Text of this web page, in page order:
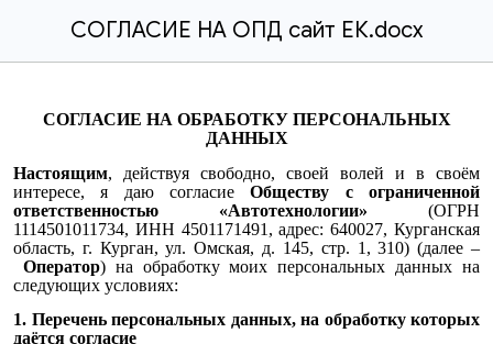
СОГЛАСИЕ НА ОПД сайт ЕК.docx
СОГЛАСИЕ НА ОБРАБОТКУ ПЕРСОНАЛЬНЫХ
ДАННЫХ
Настоящим, действуя свободно, своей волей и в своём
интересе, я даю согласиеОбществу с ограниченной
ответственностью «Автотехнологии» (ОГРН
1114501011734, ИНН 4501171491, адрес: 640027, Курганская
область, г. Курган, ул. Омская, д. 145, стр. 1, 310) (далее –
Оператор) на обработку моих персональных данных на
следующих условиях:
1. Перечень персональных данных, на обработку которых
даётся согласие